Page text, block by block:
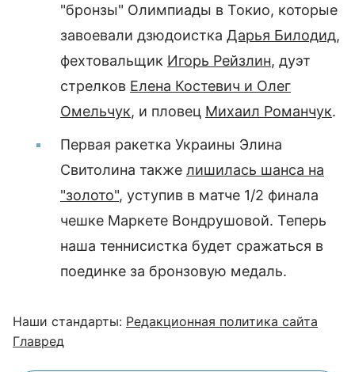
"бронзы" Олимпиады в Токио, которые
завоевали дзюдоистка Дарья Билодид,
фехтовальщик Игорь Рейзлин, дуэт
стрелков Елена Костевич и Олег
Омельчук, и пловец Михаил Романчук.
Первая ракетка Украины Элина
Свитолина также лишилась шанса на
"золото", уступив в матче 1/2 финала
чешке Маркете Вондрушовой. Теперь
наша теннисистка будет сражаться в
поединке за бронзовую медаль.
Наши стандарты: Редакционная политика сайта
Главред